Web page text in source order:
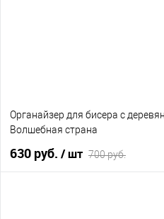
Органайзер для бисера с
Волшебная страна
630 руб. / шт 700 руб.